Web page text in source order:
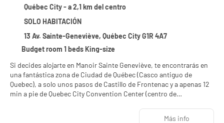
Québec City - a 2,1 km del centro
SOLO HABITACIÓN
13 Av. Sainte-Geneviève, Québec City G1R 4A7
Budget room 1 beds King-size
Si decides alojarte en Manoir Sainte Geneviève, te encontrarás en
una fantástica zona de Ciudad de Québec (Casco antiguo de
Quebec), a solo unos pasos de Castillo de Frontenac y a apenas 12
min a pie de Quebec City Convention Center (centro de
Ciudadela de Québec y a 0,4 km de Antiguo funicular de Quebec.
Más info